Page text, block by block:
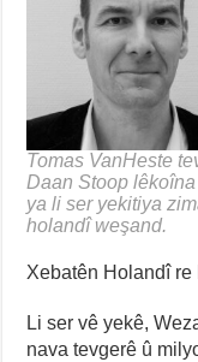
Tomas VanHeste
Daan Stoop
ya li ser yekitiya
holandî weşand.
Xebatên Holandî
Li ser vê yekê,
nava tevgerê û